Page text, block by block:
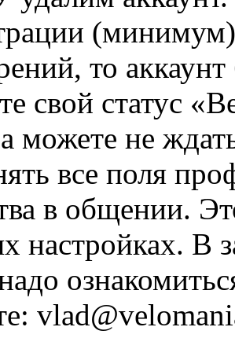
то
свой статус
можете не
все поля
в общении.
настройках. В